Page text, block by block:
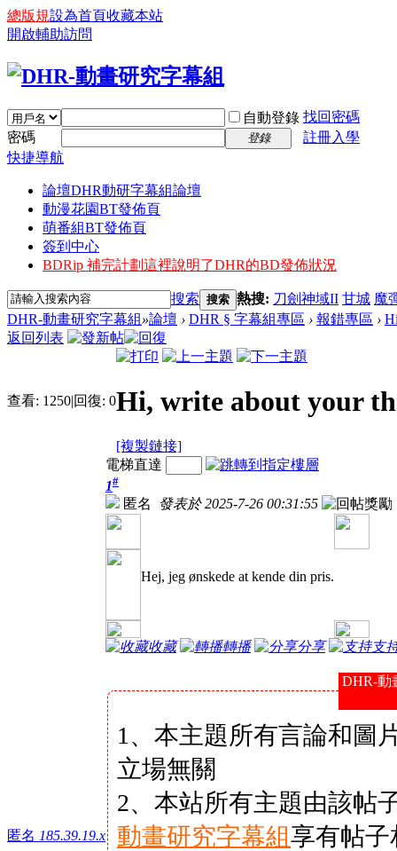
總版規設為首頁收藏本站
開啟輔助訪問
自動登錄 找回密碼
密碼
登錄
註冊入學
快捷導航
論壇DHR動研字幕組論壇
動漫花園BT發佈頁
萌番組BT發佈頁
簽到中心
BDRip 補完計劃這裡說明了DHR的BD發佈狀況
搜索 搜索 熱搜: 刀劍神域II 甘城 魔
DHR-動畫研究字幕組»論壇 › DHR § 字幕組專區 › 報錯專區 ›
返回列表
查看: 1250|回復: 0Hi, write about your
[複製鏈接]
匿名 185.39.19.x
電梯直達
1#
匿名 發表於 2025-7-26 00:31:55
Hej, jeg ønskede at kende din pris.
收藏 轉播 分享 支
DHR-動
1、本主題所有言論和圖
立場無關
2、本站所有主題由該帖
動畫研究字幕組享有帖子